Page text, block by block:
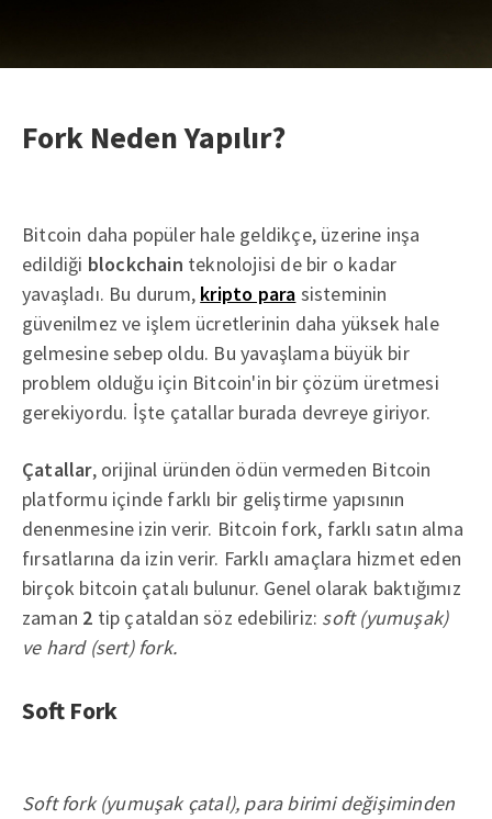
Fork Neden Yapılır?
Bitcoin daha popüler hale geldikçe, üzerine inşa
edildiği blockchain teknolojisi de bir o kadar
yavaşladı. Bu durum, kripto para sisteminin
güvenilmez ve işlem ücretlerinin daha yüksek hale
gelmesine sebep oldu. Bu yavaşlama büyük bir
problem olduğu için Bitcoin'in bir çözüm üretmesi
gerekiyordu. İşte çatallar burada devreye giriyor.
Çatallar, orijinal üründen ödün vermeden Bitcoin
platformu içinde farklı bir geliştirme yapısının
denenmesine izin verir. Bitcoin fork, farklı satın alma
fırsatlarına da izin verir. Farklı amaçlara hizmet eden
birçok bitcoin çatalı bulunur. Genel olarak baktığımız
zaman 2 tip çataldan söz edebiliriz: soft (yumuşak)
ve hard (sert) fork.
Soft Fork
Soft fork (yumuşak çatal), para birimi değişiminden